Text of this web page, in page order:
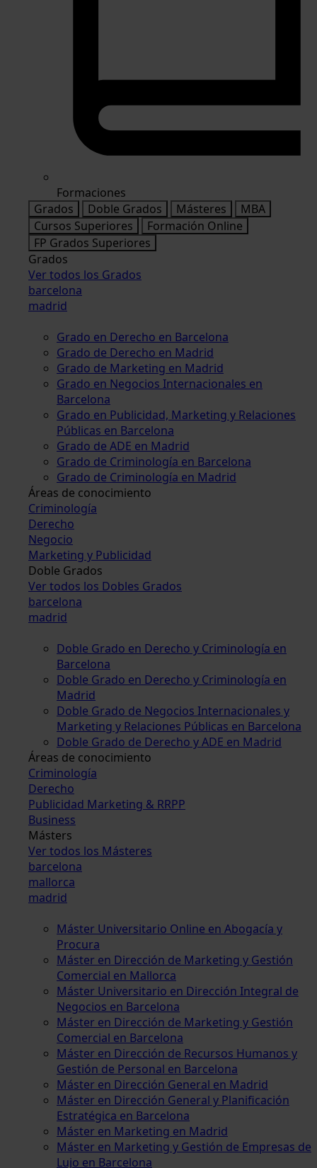
Formaciones
Grados
Doble Grados Másteres
MBA
Cursos Superiores
Formación Online
FP Grados Superiores
Grados
Ver todos los Grados
barcelona
madrid
Grado en Derecho en Barcelona
Grado de Derecho en Madrid
Grado de Marketing en Madrid
Grado en Negocios Internacionales en
Barcelona
Grado en Publicidad, Marketing y Relaciones
Públicas en Barcelona
Grado de ADE en Madrid
Grado de Criminología en Barcelona
Grado de Criminología en Madrid
Áreas de conocimiento
Criminología
Derecho
Negocio
Marketing y Publicidad
Doble Grados
Ver todos los Dobles Grados
barcelona
madrid
Doble Grado en Derecho y Criminología en
Barcelona
Doble Grado en Derecho y Criminología en
Madrid
Doble Grado de Negocios Internacionales y
Marketing y Relaciones Públicas en Barcelona
Doble Grado de Derecho y ADE en Madrid
Áreas de conocimiento
Criminología
Derecho
Publicidad Marketing & RRPP
Business
Másters
Ver todos los Másteres
barcelona
mallorca
madrid
Máster Universitario Online en Abogacía y
Procura
Máster en Dirección de Marketing y Gestión
Comercial en Mallorca
Máster Universitario en Dirección Integral de
Negocios en Barcelona
Máster en Dirección de Marketing y Gestión
Comercial en Barcelona
Máster en Dirección de Recursos Humanos y
Gestión de Personal en Barcelona
Máster en Dirección General en Madrid
Máster en Dirección General y Planificación
Estratégica en Barcelona
Máster en Marketing en Madrid
Máster en Marketing y Gestión de Empresas de
Lujo en Barcelona